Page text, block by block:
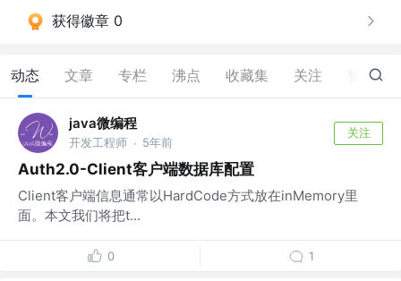
获得徽章 0
动态 文章 专栏 沸点 收藏集 关注 0
java微编程
开发工程师 · 5年前
关注
Auth2.0-Client客户端数据库配置
Client客户端信息通常以HardCode方式放在inMemory里
面。本文我们将把t...
0 1